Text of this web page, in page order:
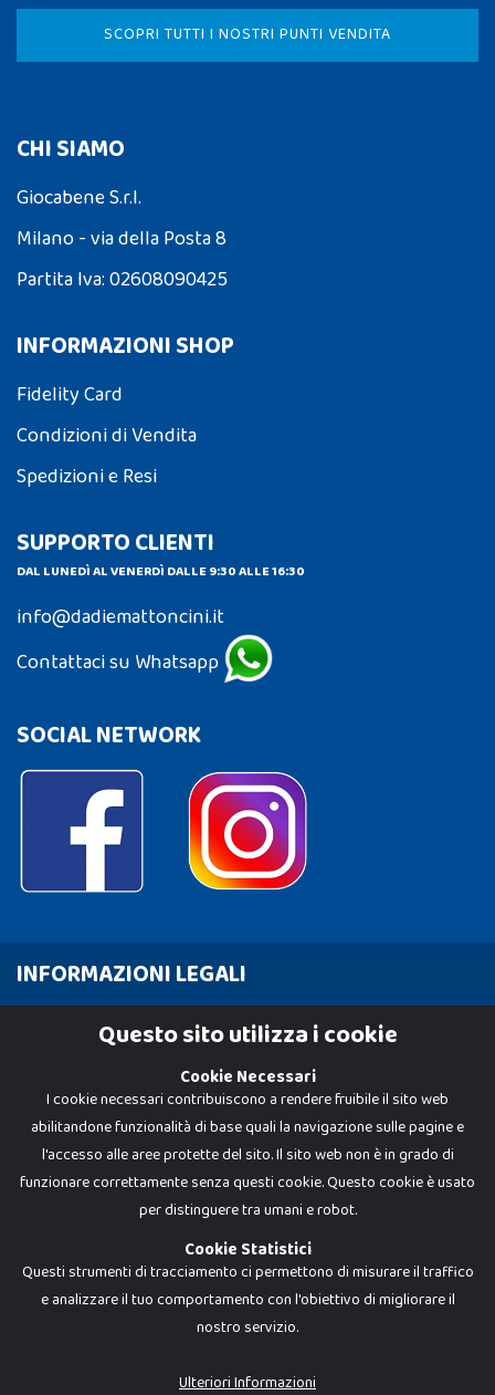
SCOPRI TUTTI I NOSTRI PUNTI VENDITA
CHI SIAMO
Giocabene S.r.l.
Milano - via della Posta 8
Partita Iva: 02608090425
INFORMAZIONI SHOP
Fidelity Card
Condizioni di Vendita
Spedizioni e Resi
SUPPORTO CLIENTI
DAL LUNEDÌ AL VENERDÌ DALLE 9:30 ALLE 16:30
info@dadiemattoncini.it
Contattaci su Whatsapp
SOCIAL NETWORK
INFORMAZIONI LEGALI
Cookie Policy
Dadi e Mattoncini è un brand di Giocabene Srl. Ogni riproduzione o utilizzo non
I prezzi e le promozioni pubblicate potrebbero differire da quanto esposto in
Questo sito utilizza i cookie
Cookie Necessari
I cookie necessari contribuiscono a rendere fruibile il sito web
abilitandone funzionalità di base quali la navigazione sulle pagine e
l'accesso alle aree protette del sito. Il sito web non è in grado di
funzionare correttamente senza questi cookie. Questo cookie è usato
per distinguere tra umani e robot.
Cookie Statistici
Questi strumenti di tracciamento ci permettono di misurare il traffico
e analizzare il tuo comportamento con l'obiettivo di migliorare il
nostro servizio.
Ulteriori Informazioni